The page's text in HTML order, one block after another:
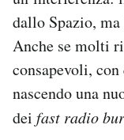
dallo Spazio,
Anche se molti
consapevoli,
nascendo una
dei fast radio